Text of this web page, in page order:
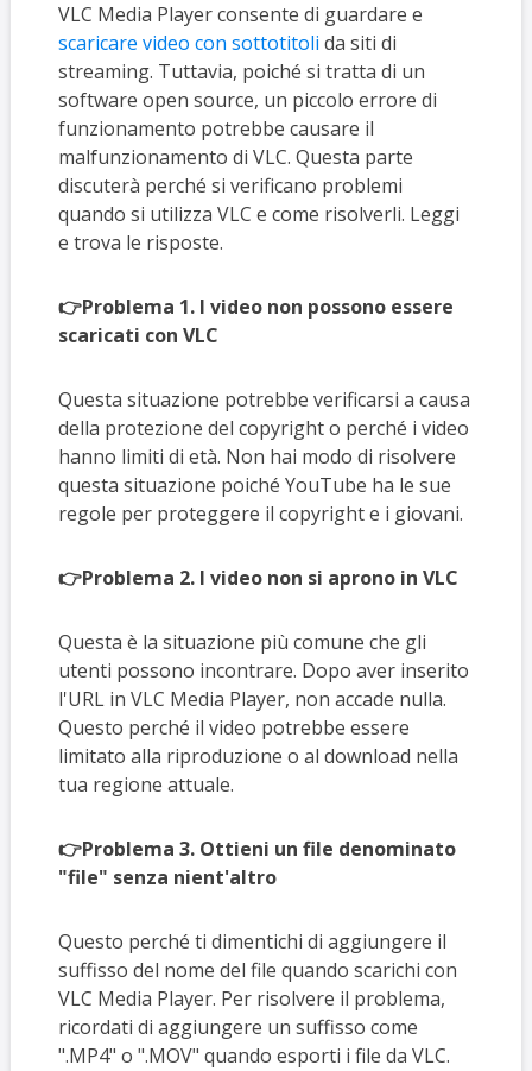
VLC Media Player consente di guardare e
scaricare video con sottotitoli da siti di
streaming. Tuttavia, poiché si tratta di un
software open source, un piccolo errore di
funzionamento potrebbe causare il
malfunzionamento di VLC. Questa parte
discuterà perché si verificano problemi
quando si utilizza VLC e come risolverli. Leggi
e trova le risposte.
👉Problema 1. I video non possono essere
scaricati con VLC
Questa situazione potrebbe verificarsi a causa
della protezione del copyright o perché i video
hanno limiti di età. Non hai modo di risolvere
questa situazione poiché YouTube ha le sue
regole per proteggere il copyright e i giovani.
👉Problema 2. I video non si aprono in VLC
Questa è la situazione più comune che gli
utenti possono incontrare. Dopo aver inserito
l'URL in VLC Media Player, non accade nulla.
Questo perché il video potrebbe essere
limitato alla riproduzione o al download nella
tua regione attuale.
👉Problema 3. Ottieni un file denominato
"file" senza nient'altro
Questo perché ti dimentichi di aggiungere il
suffisso del nome del file quando scarichi con
VLC Media Player. Per risolvere il problema,
ricordati di aggiungere un suffisso come
".MP4" o ".MOV" quando esporti i file da VLC.